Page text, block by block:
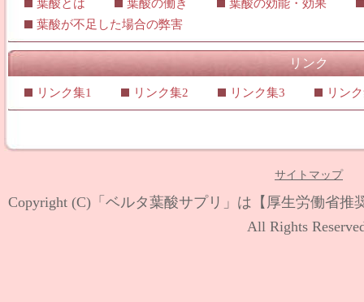
葉酸とは 葉酸の働き
葉酸の効能・効果
葉酸が不足した場合の弊害
リンク
リンク集1 リンク集2 リンク集3 リン
サイトマップ
Copyright (C)「ベルタ葉酸サプリ」は【厚生労働省推
All Rights